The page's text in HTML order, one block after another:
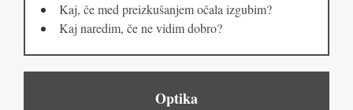
Kaj, če med preizkušanjem očala izgubim?
Kaj naredim, če ne vidim dobro?
Optika